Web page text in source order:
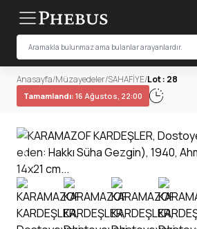
Anasayfa/Müzayedeler/SAHAFİYE/Lot : 28
Tamamlandı: 16 Ağustos, 22:00